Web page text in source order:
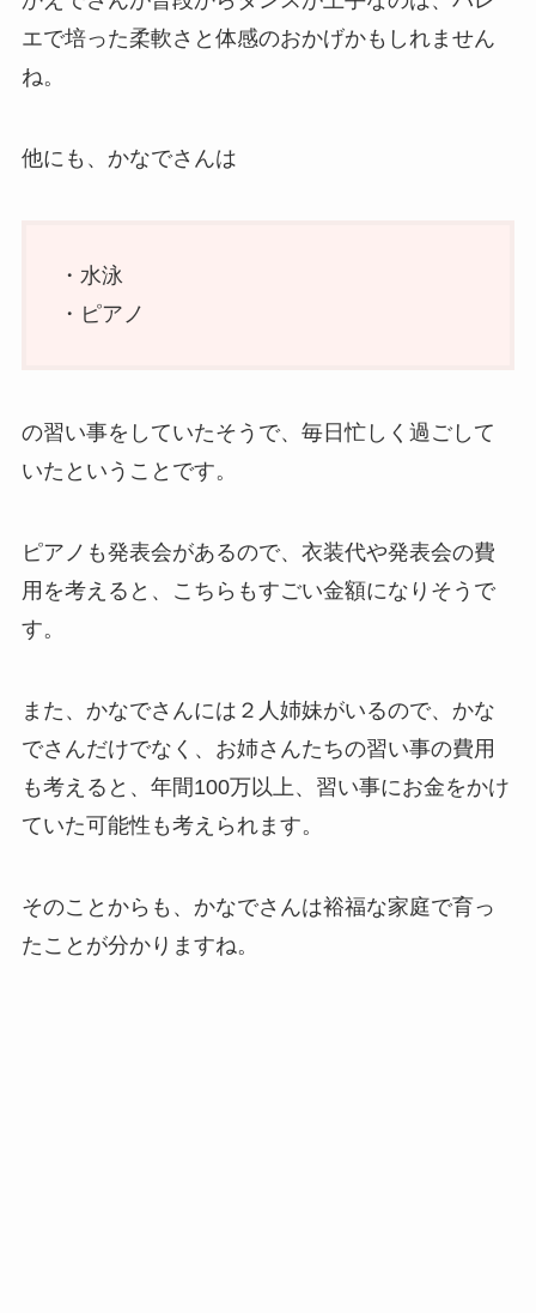
エで培った柔軟さと体感のおかげかもしれません
ね。
他にも、かなでさんは
・水泳
・ピアノ
の習い事をしていたそうで、毎日忙しく過ごして
いたということです。
ピアノも発表会があるので、衣装代や発表会の費
用を考えると、こちらもすごい金額になりそうで
す。
また、かなでさんには２人姉妹がいるので、かな
でさんだけでなく、お姉さんたちの習い事の費用
も考えると、年間100万以上、習い事にお金をかけ
ていた可能性も考えられます。
そのことからも、かなでさんは裕福な家庭で育っ
たことが分かりますね。